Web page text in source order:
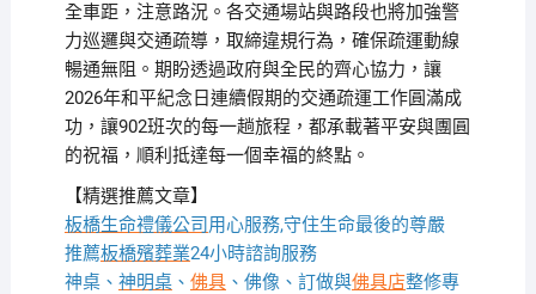
全車距，注意路況。各交通場站與路段也將加強警
力巡邏與交通疏導，取締違規行為，確保疏運動線
暢通無阻。期盼透過政府與全民的齊心協力，讓
2026年和平紀念日連續假期的交通疏運工作圓滿成
功，讓902班次的每一趟旅程，都承載著平安與團圓
的祝福，順利抵達每一個幸福的終點。
【精選推薦文章】
板橋生命禮儀公司用心服務,守住生命最後的尊嚴
推薦板橋殯葬業24小時諮詢服務
神桌、 神明桌、 佛具、佛像、訂做與佛具店整修專